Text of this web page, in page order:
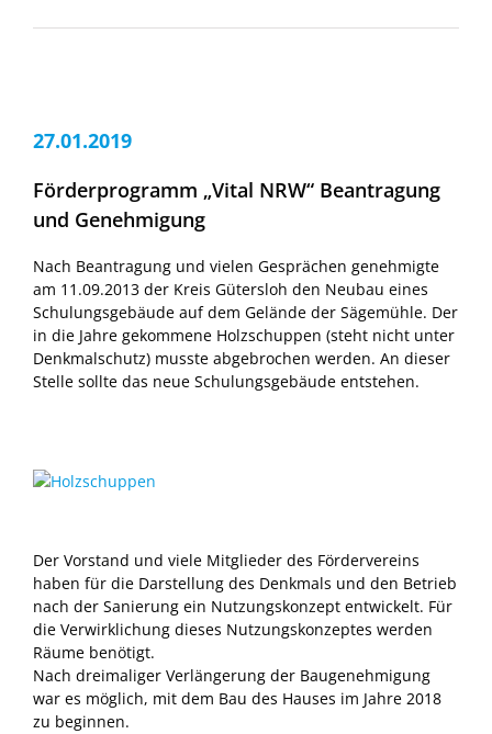
27.01.2019
Förderprogramm „Vital NRW“ Beantragung
und Genehmigung
Nach Beantragung und vielen Gesprächen genehmigte
am 11.09.2013 der Kreis Gütersloh den Neubau eines
Schulungsgebäude auf dem Gelände der Sägemühle. Der
in die Jahre gekommene Holzschuppen (steht nicht unter
Denkmalschutz) musste abgebrochen werden. An dieser
Stelle sollte das neue Schulungsgebäude entstehen.
Der Vorstand und viele Mitglieder des Fördervereins
haben für die Darstellung des Denkmals und den Betrieb
nach der Sanierung ein Nutzungskonzept entwickelt. Für
die Verwirklichung dieses Nutzungskonzeptes werden
Räume benötigt.
Nach dreimaliger Verlängerung der Baugenehmigung
war es möglich, mit dem Bau des Hauses im Jahre 2018
zu beginnen.